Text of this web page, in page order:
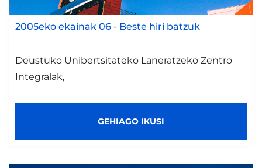
2005eko ekainak 06 - Beste hiri batzuk
Deustuko Unibertsitateko Laneratzeko Zentro
Integralak,
GEHIAGO IKUSI